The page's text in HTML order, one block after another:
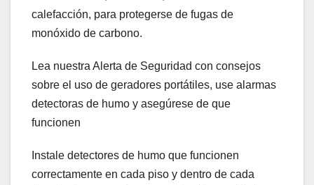
calefacción, para protegerse de fugas de
monóxido de carbono.
Lea nuestra Alerta de Seguridad con consejos
sobre el uso de geradores portátiles, use alarmas
detectoras de humo y asegúrese de que
funcionen
Instale detectores de humo que funcionen
correctamente en cada piso y dentro de cada